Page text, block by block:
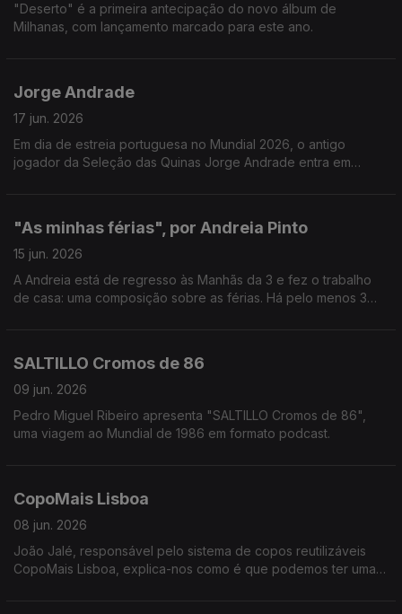
"Deserto" é a primeira antecipação do novo álbum de
Milhanas, com lançamento marcado para este ano.
Jorge Andrade
17 jun. 2026
Em dia de estreia portuguesa no Mundial 2026, o antigo
jogador da Seleção das Quinas Jorge Andrade entra em
"As minhas férias", por Andreia Pinto
15 jun. 2026
A Andreia está de regresso às Manhãs da 3 e fez o trabalho
de casa: uma composição sobre as férias. Há pelo menos 3
SALTILLO Cromos de 86
09 jun. 2026
Pedro Miguel Ribeiro apresenta "SALTILLO Cromos de 86",
uma viagem ao Mundial de 1986 em formato podcast.
CopoMais Lisboa
08 jun. 2026
João Jalé, responsável pelo sistema de copos reutilizáveis
CopoMais Lisboa, explica-nos como é que podemos ter uma